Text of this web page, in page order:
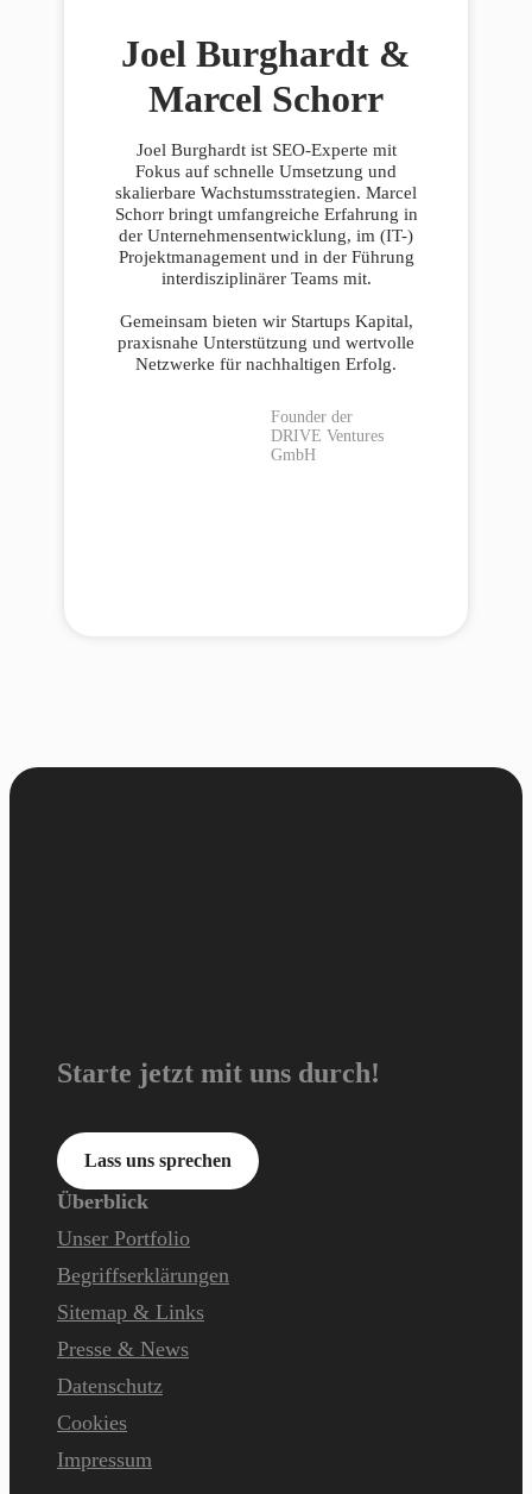
Joel Burghardt &
Marcel Schorr
Joel Burghardt ist SEO-Experte mit
Fokus auf schnelle Umsetzung und
skalierbare Wachstumsstrategien. Marcel
Schorr bringt umfangreiche Erfahrung in
der Unternehmensentwicklung, im (IT-)
Projektmanagement und in der Führung
interdisziplinärer Teams mit.
Gemeinsam bieten wir Startups Kapital,
praxisnahe Unterstützung und wertvolle
Netzwerke für nachhaltigen Erfolg.
Founder der
DRIVE Ventures
GmbH
Starte jetzt mit uns durch!
Lass uns sprechen
Überblick
Unser Portfolio
Begriffserklärungen
Sitemap & Links
Presse & News
Datenschutz
Cookies
Impressum